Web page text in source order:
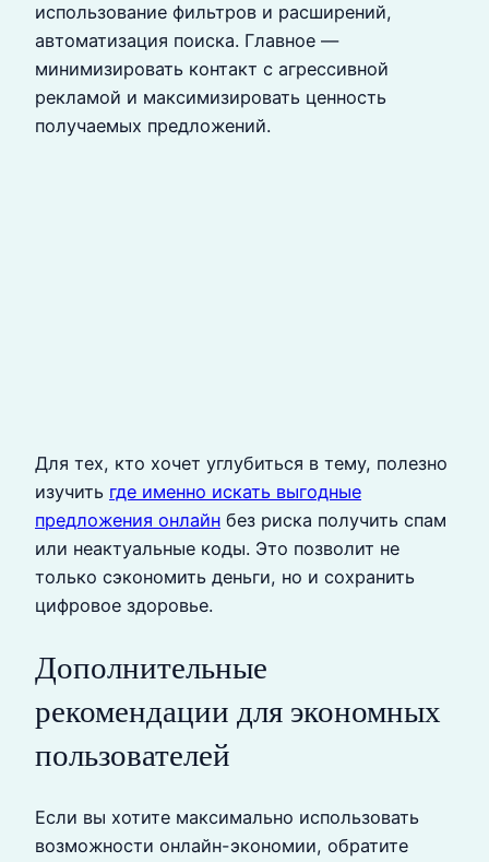
использование фильтров и расширений,
автоматизация поиска. Главное —
минимизировать контакт с агрессивной
рекламой и максимизировать ценность
получаемых предложений.
Для тех, кто хочет углубиться в тему, полезно
изучить где именно искать выгодные
предложения онлайн без риска получить спам
или неактуальные коды. Это позволит не
только сэкономить деньги, но и сохранить
цифровое здоровье.
Дополнительные
рекомендации для экономных
пользователей
Если вы хотите максимально использовать
возможности онлайн-экономии, обратите